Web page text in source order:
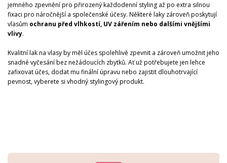
jemného zpevnění pro přirozený každodenní styling až po extra silnou
fixaci pro náročnější a společenské účesy. Některé laky zároveň poskytují
vlasům ochranu před vlhkostí, UV zářením nebo dalšími vnějšími
vlivy.
Kvalitní lak na vlasy by měl účes spolehlivě zpevnit a zároveň umožnit jeho
snadné vyčesání bez nežádoucích zbytků. Ať už potřebujete jen lehce
zafixovat účes, dodat mu finální úpravu nebo zajistit dlouhotrvající
pevnost, vyberete si vhodný stylingový produkt.